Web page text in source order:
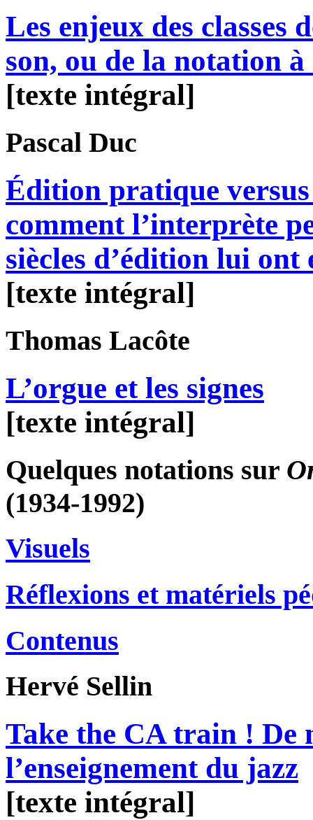
Les enjeux des classes
son, ou de la notation
[texte intégral]
Pascal Duc
Édition pratique
comment l’interprète
siècles d’édition lui ont
[texte intégral]
Thomas Lacôte
L’orgue et les signes
[texte intégral]
Quelques notations sur
(1934-1992)
Visuels
Réflexions et matériels
Contenus
Hervé Sellin
Take the CA train ! De
l’enseignement du jazz
[texte intégral]